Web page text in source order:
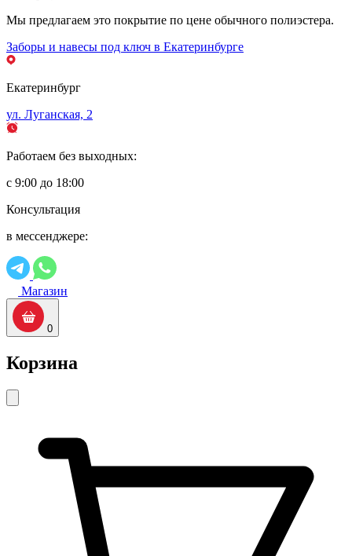
Мы предлагаем это покрытие по цене обычного полиэстера.
Заборы и навесы под ключ в Екатеринбурге
Екатеринбург
ул. Луганская, 2
Работаем без выходных:
с 9:00 до 18:00
Консультация
в мессенджере:
Магазин
0
Корзина